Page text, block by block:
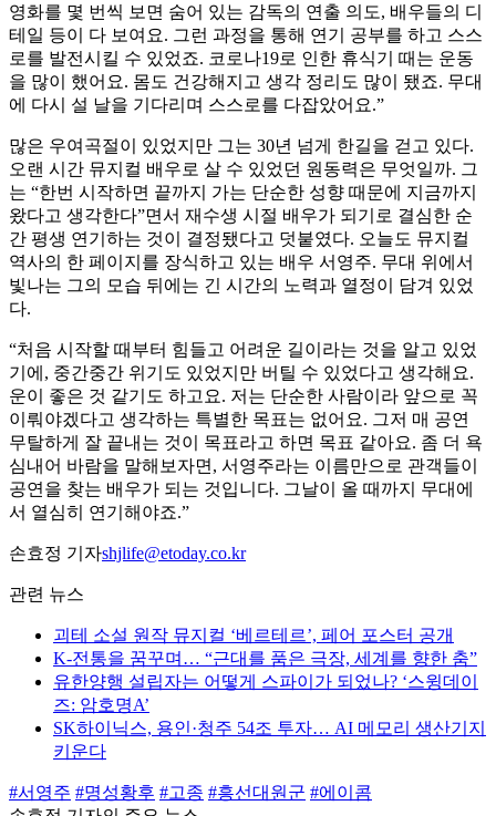
영화를 몇 번씩 보면 숨어 있는 감독의 연출 의도, 배우들의 디
테일 등이 다 보여요. 그런 과정을 통해 연기 공부를 하고 스스
로를 발전시킬 수 있었죠. 코로나19로 인한 휴식기 때는 운동
을 많이 했어요. 몸도 건강해지고 생각 정리도 많이 됐죠. 무대
에 다시 설 날을 기다리며 스스로를 다잡았어요.”
많은 우여곡절이 있었지만 그는 30년 넘게 한길을 걷고 있다.
오랜 시간 뮤지컬 배우로 살 수 있었던 원동력은 무엇일까. 그
는 “한번 시작하면 끝까지 가는 단순한 성향 때문에 지금까지
왔다고 생각한다”면서 재수생 시절 배우가 되기로 결심한 순
간 평생 연기하는 것이 결정됐다고 덧붙였다. 오늘도 뮤지컬
역사의 한 페이지를 장식하고 있는 배우 서영주. 무대 위에서
빛나는 그의 모습 뒤에는 긴 시간의 노력과 열정이 담겨 있었
다.
“처음 시작할 때부터 힘들고 어려운 길이라는 것을 알고 있었
기에, 중간중간 위기도 있었지만 버틸 수 있었다고 생각해요.
운이 좋은 것 같기도 하고요. 저는 단순한 사람이라 앞으로 꼭
이뤄야겠다고 생각하는 특별한 목표는 없어요. 그저 매 공연
무탈하게 잘 끝내는 것이 목표라고 하면 목표 같아요. 좀 더 욕
심내어 바람을 말해보자면, 서영주라는 이름만으로 관객들이
공연을 찾는 배우가 되는 것입니다. 그날이 올 때까지 무대에
서 열심히 연기해야죠.”
손효정 기자shjlife@etoday.co.kr
관련 뉴스
괴테 소설 원작 뮤지컬 ‘베르테르’, 페어 포스터 공개
K-전통을 꿈꾸며… “근대를 품은 극장, 세계를 향한 춤”
유한양행 설립자는 어떻게 스파이가 되었나? ‘스윙데이
즈: 암호명A’
SK하이닉스, 용인·청주 54조 투자… AI 메모리 생산기지
키운다
#서영주 #명성황후 #고종 #흥선대원군 #에이콤